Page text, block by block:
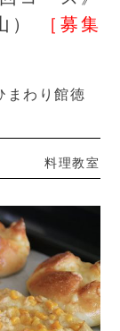
）
［募集
わり館徳
料理教室